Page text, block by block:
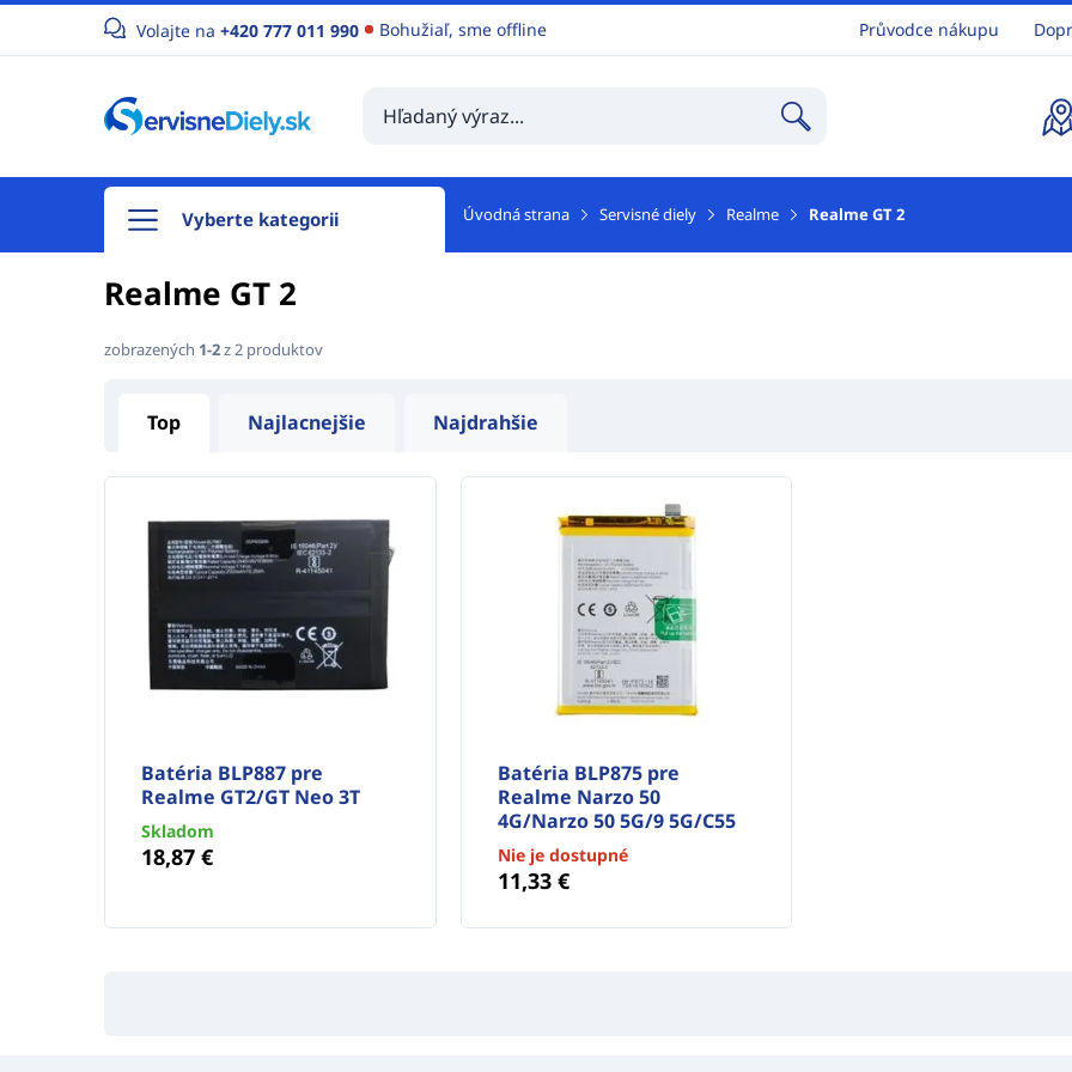
Volajte na +420 777 011 990 Bohužiaľ, sme offline Průvodce nákupu
Vyberte kategorii Úvodná strana Servisné diely Realme Realme GT 2
Realme GT 2
zobrazených 1-2z 2 produktov
Top Najlacnejšie Najdrahšie
Batéria BLP887 pre
Realme GT2/GT Neo 3T
Skladom
18,87 €
Batéria BLP875 pre
Realme Narzo 50
4G/Narzo 50 5G/9 5G/C55
Nie je dostupné
11,33 €